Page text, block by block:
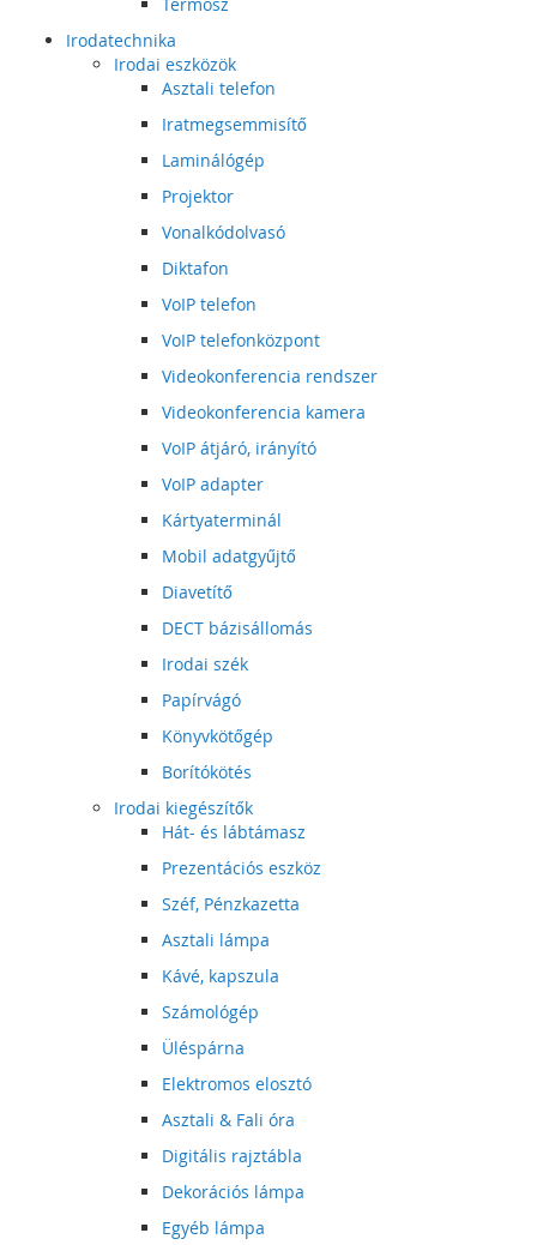
Irodatechnika
Irodai eszközök
Asztali telefon
Iratmegsemmisítő
Laminálógép
Projektor
Vonalkódolvasó
Diktafon
VoIP telefon
VoIP telefonközpont
Videokonferencia rendszer
Videokonferencia kamera
VoIP átjáró, irányító
VoIP adapter
Kártyaterminál
Mobil adatgyűjtő
Diavetítő
DECT bázisállomás
Irodai szék
Papírvágó
Könyvkötőgép
Borítókötés
Irodai kiegészítők
Hát- és lábtámasz
Prezentációs eszköz
Széf, Pénzkazetta
Asztali lámpa
Kávé, kapszula
Számológép
Üléspárna
Elektromos elosztó
Asztali & Fali óra
Digitális rajztábla
Dekorációs lámpa
Egyéb lámpa